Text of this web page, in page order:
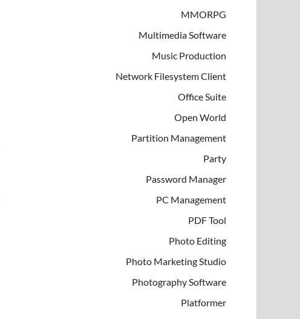
MMORPG
Multimedia Software
Music Production
Network Filesystem Client
Office Suite
Open World
Partition Management
Party
Password Manager
PC Management
PDF Tool
Photo Editing
Photo Marketing Studio
Photography Software
Platformer